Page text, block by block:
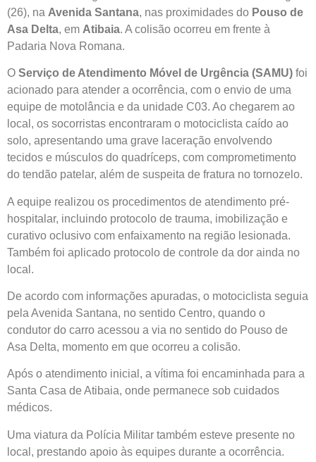
(26), na Avenida Santana, nas proximidades do Pouso de
Asa Delta, em Atibaia. A colisão ocorreu em frente à
Padaria Nova Romana.
O Serviço de Atendimento Móvel de Urgência (SAMU) foi
acionado para atender a ocorrência, com o envio de uma
equipe de motolância e da unidade C03. Ao chegarem ao
local, os socorristas encontraram o motociclista caído ao
solo, apresentando uma grave laceração envolvendo
tecidos e músculos do quadríceps, com comprometimento
do tendão patelar, além de suspeita de fratura no tornozelo.
A equipe realizou os procedimentos de atendimento pré-
hospitalar, incluindo protocolo de trauma, imobilização e
curativo oclusivo com enfaixamento na região lesionada.
Também foi aplicado protocolo de controle da dor ainda no
local.
De acordo com informações apuradas, o motociclista seguia
pela Avenida Santana, no sentido Centro, quando o
condutor do carro acessou a via no sentido do Pouso de
Asa Delta, momento em que ocorreu a colisão.
Após o atendimento inicial, a vítima foi encaminhada para a
Santa Casa de Atibaia, onde permanece sob cuidados
médicos.
Uma viatura da Polícia Militar também esteve presente no
local, prestando apoio às equipes durante a ocorrência.